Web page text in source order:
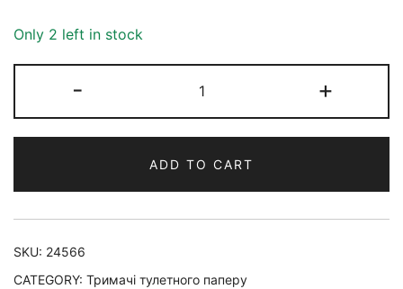
Only 2 left in stock
- +
ADD TO CART
SKU: 24566
CATEGORY: Тримачі тулетного паперу